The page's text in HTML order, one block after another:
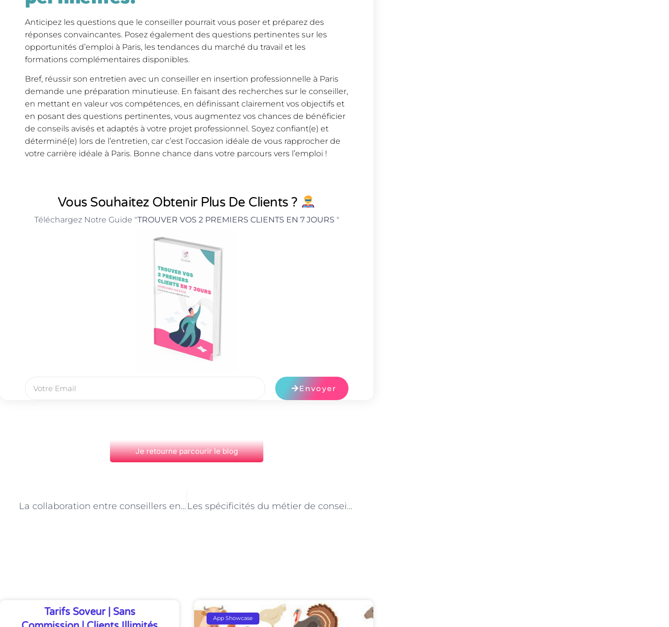
Anticipez les questions que le conseiller pourrait vous poser et préparez des
réponses convaincantes. Posez également des questions pertinentes sur les
opportunités d’emploi à Paris, les tendances du marché du travail et les
formations complémentaires disponibles.
Bref, réussir son entretien avec un conseiller en insertion professionnelle à Paris
demande une préparation minutieuse. En faisant des recherches sur le conseiller,
en mettant en valeur vos compétences, en définissant clairement vos objectifs et
en posant des questions pertinentes, vous augmentez vos chances de bénéficier
de conseils avisés et adaptés à votre projet professionnel. Soyez confiant(e) et
déterminé(e) lors de l’entretien, car c’est l’occasion idéale de vous rapprocher de
votre carrière idéale à Paris. Bonne chance dans votre parcours vers l’emploi !
Vous Souhaitez Obtenir Plus De Clients ?
Téléchargez Notre Guide "TROUVER VOS 2 PREMIERS CLIENTS EN 7 JOURS "
Envoyer
Je retourne parcourir le blog
La collaboration entre conseillers en insertion professionnelle et entreprises à Paris Les spécificités du métier de conseiller en insertion professionnelle à Paris
Tarifs Soveur | Sans
App Showcase